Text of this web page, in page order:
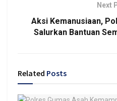
Next
Aksi Kemanusiaan,
Salurkan Bantuan
Related Posts